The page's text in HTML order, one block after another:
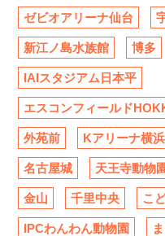
ゼビオアリーナ仙台
新江ノ島水族館 博多
IAIスタジアム日本平
エスコンフィールド
外苑前 Kアリーナ横浜
名古屋城 天王寺動物
金山 千里中央 こ
IPCわんわん動物園